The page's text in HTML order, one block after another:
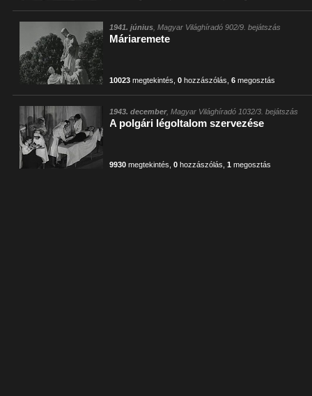
1941. június , Magyar Világhíradó 902/9. bejátszás
Máriaremete
10023 megtekintés ,0 hozzászólás ,6 megosztás
1943. december, Magyar Világhíradó 1032/3. bejátszás
A polgári légoltalom szervezése
9930 megtekintés ,0 hozzászólás ,1 megosztás